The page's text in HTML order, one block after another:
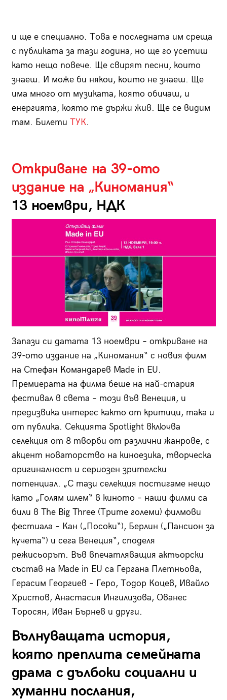
и ще е специално. Това е последната им среща
с публиката за тази година, но ще го усетиш
като нещо повече. Ще свирят песни, които
знаеш. И може би някои, които не знаеш. Ще
има много от музиката, която обичаш, и
енергията, която те държи жив. Ще се видим
там. Билети ТУК.
Откриване на 39-ото
издание на „Киномания“
13 ноември, НДК
Запази си датата 13 ноември – откриване на
39-ото издание на „Киномания“ с новия филм
на Стефан Командарев Made in EU.
Премиерата на филма беше на най-стария
фестивал в света – този във Венеция, и
предизвика интерес както от критици, така и
от публика. Секцията Spotlight включва
селекция от 8 творби от различни жанрове, с
акцент новаторство на киноезика, творческа
оригиналност и сериозен зрителски
потенциал. „С тази селекция постигаме нещо
като „Голям шлем“ в киното – наши филми са
били в The Big Three (Трите големи) филмови
фестиала – Кан („Посоки“), Берлин („Пансион за
кучета“) и сега Венеция“, споделя
режисьорът. Във впечатляващия актьорски
състав на Made in EU са Гергана Плетньова,
Герасим Георгиев – Геро, Тодор Коцев, Ивайло
Христов, Анастасия Ингилизова, Ованес
Торосян, Иван Бърнев и други.
Вълнуващата история,
която преплита семейната
драма с дълбоки социални и
хуманни послания,